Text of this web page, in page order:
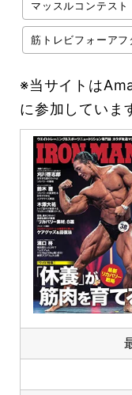
マッスルコンテスト
筋トレビフォーアフ
※当サイトは
に参加していま